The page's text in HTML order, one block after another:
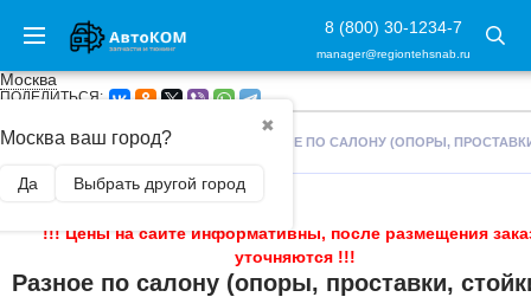
8 (800) 30-1234-7
manager@regiontehsnab.ru
Москва
✖
Москва ваш город?
Да Выбрать другой город
ПОДЕЛИТЬСЯ:
ГЛАВНАЯ / ТЮНИНГ САЛОНА РАЗНОЕ ПО САЛОНУ (ОПОРЫ,
!!! Цены на сайте информативны, после размещения
уточняются !!!
Разное по салону (опоры, проставки,